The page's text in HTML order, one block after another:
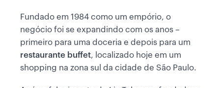
Fundado em 1984 como um empório, o
negócio foi se expandindo com os anos –
primeiro para uma doceria e depois para um
restaurante buffet, localizado hoje em um
shopping na zona sul da cidade de São Paulo.